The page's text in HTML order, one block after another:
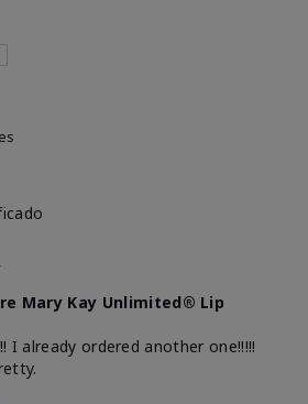
Mary Kay Unlimited® Lip
I already ordered another one!!!!!